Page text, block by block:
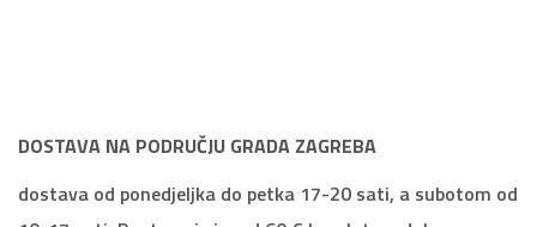
DOSTAVA NA PODRUČJU GRADA ZAGREBA
dostava od ponedjeljka do petka 17-20 sati, a subotom od